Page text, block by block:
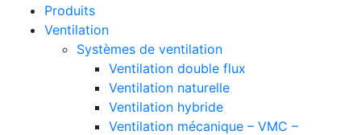
Produits
Ventilation
Systèmes de ventilation
Ventilation double flux
Ventilation naturelle
Ventilation hybride
Ventilation mécanique – VMC –